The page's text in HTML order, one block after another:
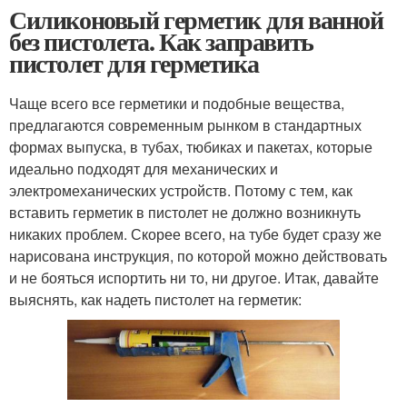
Силиконовый герметик для ванной
без пистолета. Как заправить
пистолет для герметика
Чаще всего все герметики и подобные вещества,
предлагаются современным рынком в стандартных
формах выпуска, в тубах, тюбиках и пакетах, которые
идеально подходят для механических и
электромеханических устройств. Потому с тем, как
вставить герметик в пистолет не должно возникнуть
никаких проблем. Скорее всего, на тубе будет сразу же
нарисована инструкция, по которой можно действовать
и не бояться испортить ни то, ни другое. Итак, давайте
выяснять, как надеть пистолет на герметик: